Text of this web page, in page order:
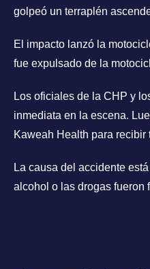
golpeó un terraplén
El impacto lanzó la
fue expulsado de la
Los oficiales de la CHP y
inmediata en la escena.
Kaweah Health para recibir
La causa del accidente
alcohol o las drogas fueron